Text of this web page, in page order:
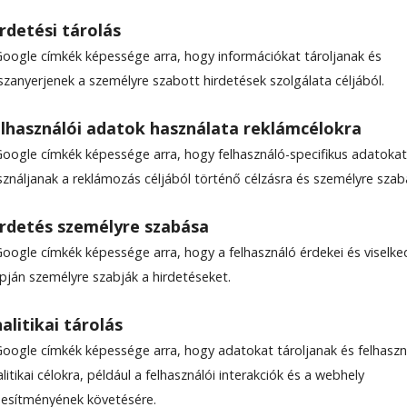
tárolás
címkék képessége arra, hogy információkat tároljanak és
a személyre szabott hirdetések szolgálata céljából.
adatok használata reklámcélokra
címkék képessége arra, hogy felhasználó-specifikus adatokat
a reklámozás céljából történő célzásra és személyre
személyre szabása
címkék képessége arra, hogy a felhasználó érdekei és
személyre szabják a hirdetéseket.
tárolás
címkék képessége arra, hogy adatokat tároljanak és
célokra, például a felhasználói interakciók és a webhely
követésére.
az atlantizmus a
nevezője
jelenlegi világrend átalakulásának
szóló pódiumbeszélgetésen osztotta meg
Országgyűlés Külügyi Bizottságának elnöke,
frakciójának vezetője, Mesterházy Attila, a
pártelnöke, Szilágyi Zsolt, a Pro Universitate
Mihai Răzvan Ungureanu korábbi
Boris Kálnoky, a Mathias Corvinus Collegium
vezetője moderálta.